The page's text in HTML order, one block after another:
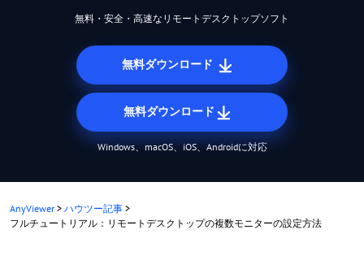
無料・安全・高速なリモートデスクトップソフト
無料ダウンロード
無料ダウンロード
Windows、macOS、iOS、Androidに対応
AnyViewer > ハウツー記事 >
フルチュートリアル：リモートデスクトップの複数モニターの設定方法